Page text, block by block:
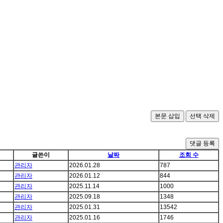
댓글 등록
글쓴이 날짜
조회 수
관리자 2026.01.28
787
관리자 2026.01.12
844
관리자 2025.11.14
1000
관리자 2025.09.18
1348
관리자 2025.01.31
13542
관리자 2025.01.16
1746